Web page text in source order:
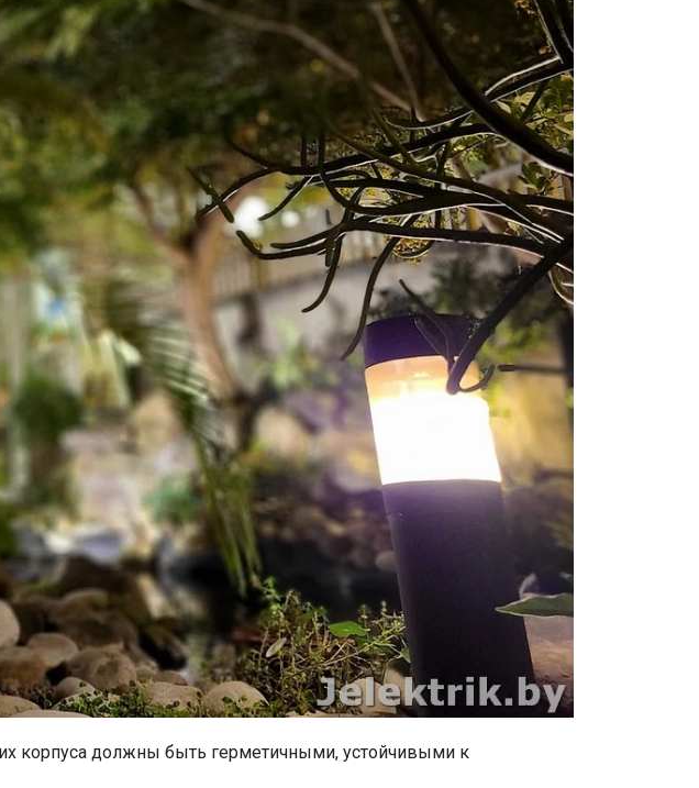
корпуса должны быть герметичными, устойчивыми к